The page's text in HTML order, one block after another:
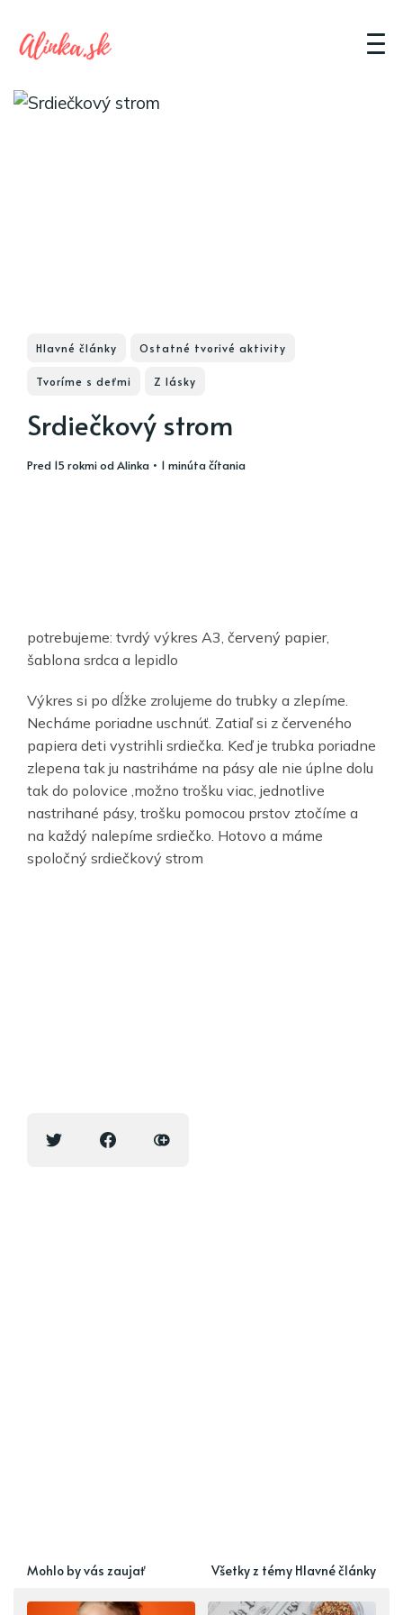
Hlavné články Ostatné tvorivé aktivity
Tvoríme s deťmi Z lásky
Srdiečkový strom
pred 15 rokmiodAlinka • 1 minúta čítania
potrebujeme: tvrdý výkres A3, červený papier,
šablona srdca a lepidlo
Výkres si po dĺžke zrolujeme do trubky a zlepíme.
Necháme poriadne uschnúť. Zatiaľ si z červeného
papiera deti vystrihli srdiečka. Keď je trubka poriadne
zlepena tak ju nastriháme na pásy ale nie úplne dolu
tak do polovice ,možno trošku viac, jednotlive
nastrihané pásy, trošku pomocou prstov ztočíme a
na každý nalepíme srdiečko. Hotovo a máme
spoločný srdiečkový strom
Mohlo by vás zaujať Všetky z témy Hlavné články